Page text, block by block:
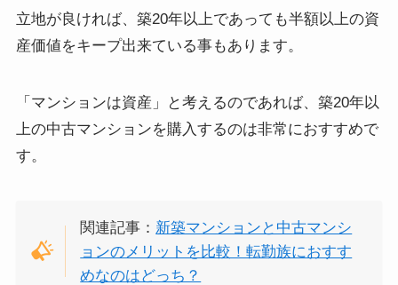
立地が良ければ、築20年以上であっても半額以上の資
産価値をキープ出来ている事もあります。
「マンションは資産」と考えるのであれば、築20年以
上の中古マンションを購入するのは非常におすすめで
す。
関連記事： 新築マンションと中古マンシ
ョンのメリットを比較！転勤族におすす
めなのはどっち？